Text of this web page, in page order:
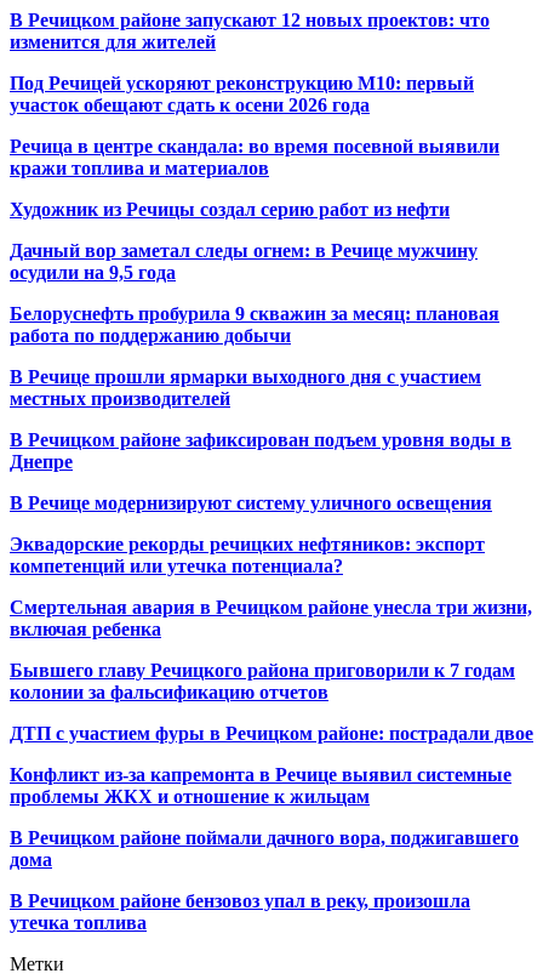
В Речицком районе запускают 12 новых проектов: что
изменится для жителей
Под Речицей ускоряют реконструкцию М10: первый
участок обещают сдать к осени 2026 года
Речица в центре скандала: во время посевной выявили
кражи топлива и материалов
Художник из Речицы создал серию работ из нефти
Дачный вор заметал следы огнем: в Речице мужчину
осудили на 9,5 года
Белоруснефть пробурила 9 скважин за месяц: плановая
работа по поддержанию добычи
В Речице прошли ярмарки выходного дня с участием
местных производителей
В Речицком районе зафиксирован подъем уровня воды в
Днепре
В Речице модернизируют систему уличного освещения
Эквадорские рекорды речицких нефтяников: экспорт
компетенций или утечка потенциала?
Смертельная авария в Речицком районе унесла три жизни,
включая ребенка
Бывшего главу Речицкого района приговорили к 7 годам
колонии за фальсификацию отчетов
ДТП с участием фуры в Речицком районе: пострадали двое
Конфликт из-за капремонта в Речице выявил системные
проблемы ЖКХ и отношение к жильцам
В Речицком районе поймали дачного вора, поджигавшего
дома
В Речицком районе бензовоз упал в реку, произошла
утечка топлива
Метки